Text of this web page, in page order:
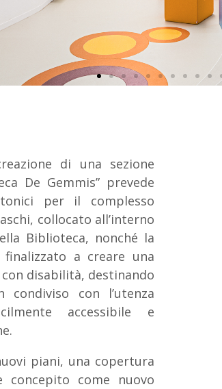
di una sezione
De Gemmis” prevede
per il complesso
collocato all’interno
Biblioteca, nonché la
a creare una
disabilità, destinando
con l’utenza
accessibile e
piani, una copertura
come nuovo